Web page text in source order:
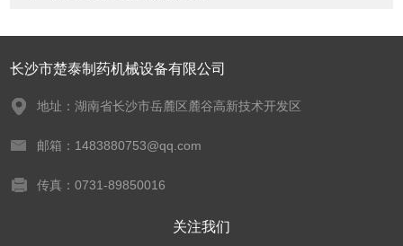
长沙市楚泰制药机械设备有限公司
地址：湖南省长沙市岳麓区麓谷高新技术开发区
邮箱：1483880753@qq.com
传真：0731-89850016
关注我们